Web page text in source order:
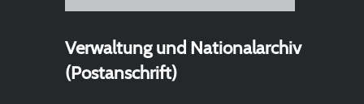
Verwaltung und Nationalarchiv
(Postanschrift)